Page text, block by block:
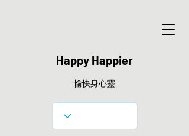
Happy Happier
愉快身心靈